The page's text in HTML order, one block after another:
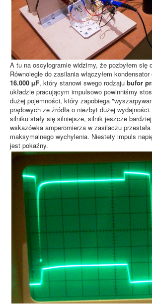
A tu na oscylogramie widzimy, że pozbyłem się
Równolegle do zasilania włączyłem kondensator
16.000 µF, który stanowi swego rodzaju bufor
układzie pracującym impulsowo powinniśmy
dużej pojemności, który zapobiega
prądowych ze źródła o niezbyt dużej
silniku stały się silniejsze, silnik jeszcze
wskazówka amperomierza w zasilaczu
maksymalnego wychylenia. Niestety impuls
jest pokaźny.